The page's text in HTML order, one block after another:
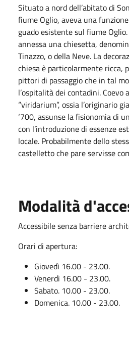
Situato a nord dell’abitato di
fiume Oglio, aveva una
guado esistente sul fiume
annessa una chiesetta,
Tinazzo, o della Neve. La
chiesa è particolarmente ricca,
pittori di passaggio che in tal
l’ospitalità dei contadini. Coevo
“viridarium”, ossia l’originario
‘700, assunse la fisionomia di
con l’introduzione di essenze
locale. Probabilmente dello
castelletto che pare servisse
Modalità
Accessibile senza barriere
Orari di apertura:
Giovedì 16.00 - 23.00.
Venerdì 16.00 - 23.00.
Sabato. 10.00 - 23.00.
Domenica. 10.00 - 23.00.